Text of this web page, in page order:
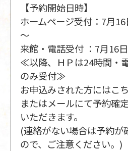
【予約開始日時】
ホームページ受付：7月
～
来館・電話受付 ：7月16
≪以降、ＨＰは24時間・
のみ受付≫
お申込みされた方にはこ
またはメールにて予約確
いただきます。
(連絡がない場合は予約が
ので、ご注意ください。)